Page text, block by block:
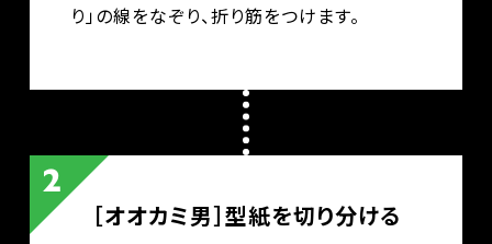
り」の線をなぞり、折り筋をつけます。
［オオカミ男］型紙を切り分ける